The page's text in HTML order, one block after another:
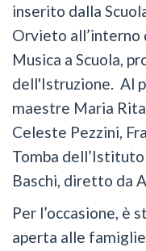
inserito dalla
Orvieto all’interno
Musica a Scuola,
dell'Istruzione. Al
maestre Maria
Celeste Pezzini,
Tomba
Baschi, diretto da
Per l’occasione, è
aperta alle